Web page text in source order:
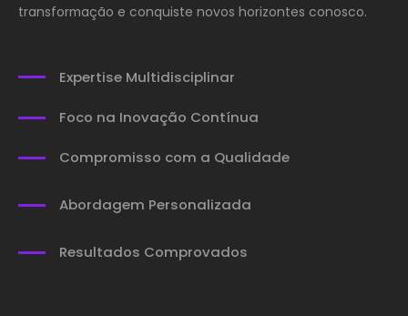
transformação e conquiste novos horizontes conosco.
Expertise Multidisciplinar
Foco na Inovação Contínua
Compromisso com a Qualidade
Abordagem Personalizada
Resultados Comprovados